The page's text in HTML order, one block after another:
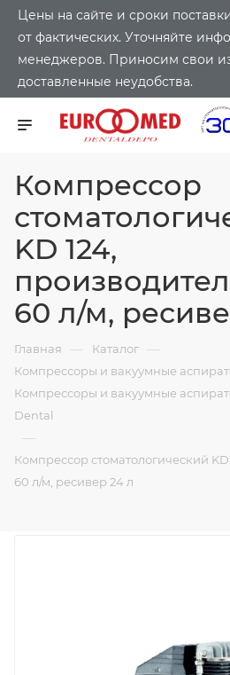
Цены на сайте и сроки
от фактических. Уточняйте
менеджеров. Приносим свои
доставленные неудобства.
Компрессор
KD 124,
60 л/м,
Главная — Каталог —
Компрессоры и вакуумные
Компрессоры и вакуумные
Dental
—
Компрессор стоматологический
60 л/м, ресивер 24 л